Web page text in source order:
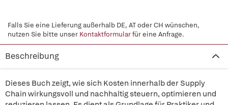
Falls Sie eine Lieferung außerhalb DE, AT oder CH wünschen,
nutzen Sie bitte unser Kontaktformularfür eine Anfrage.
Beschreibung
Dieses Buch zeigt, wie sich Kosten innerhalb der Supply
Chain wirkungsvoll und nachhaltig steuern, optimieren und